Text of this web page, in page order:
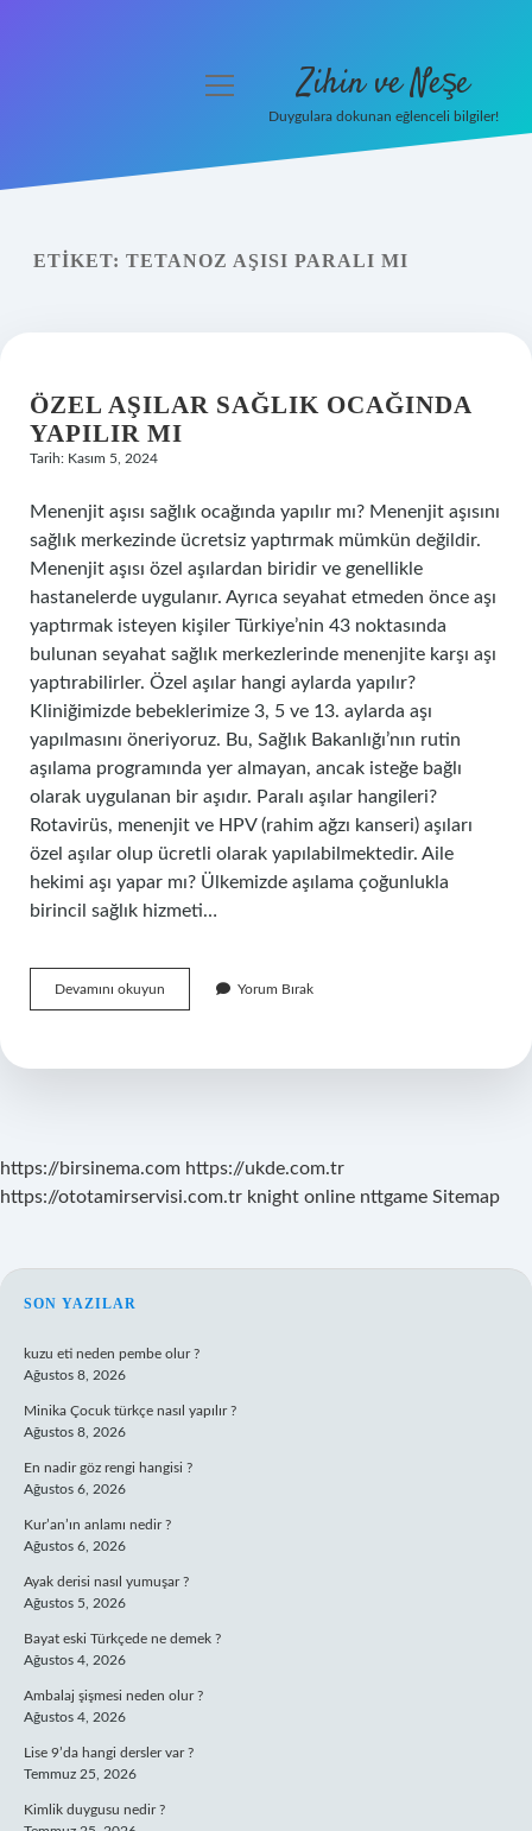
Yasal Uyarı
menüyü
Zihin ve Neşe
Duygulara dokunan eğlenceli bilgiler!
ETIKET: TETANOZ AŞISI PARALI MI
ÖZEL AŞILAR SAĞLIK OCAĞINDA
YAPILIR MI
Tarih: Kasım 5, 2024
Menenjit aşısı sağlık ocağında yapılır mı? Menenjit aşısını
sağlık merkezinde ücretsiz yaptırmak mümkün değildir.
Menenjit aşısı özel aşılardan biridir ve genellikle
hastanelerde uygulanır. Ayrıca seyahat etmeden önce aşı
yaptırmak isteyen kişiler Türkiye’nin 43 noktasında
bulunan seyahat sağlık merkezlerinde menenjite karşı aşı
yaptırabilirler. Özel aşılar hangi aylarda yapılır?
Kliniğimizde bebeklerimize 3, 5 ve 13. aylarda aşı
yapılmasını öneriyoruz. Bu, Sağlık Bakanlığı’nın rutin
aşılama programında yer almayan, ancak isteğe bağlı
olarak uygulanan bir aşıdır. Paralı aşılar hangileri?
Rotavirüs, menenjit ve HPV (rahim ağzı kanseri) aşıları
özel aşılar olup ücretli olarak yapılabilmektedir. Aile
hekimi aşı yapar mı? Ülkemizde aşılama çoğunlukla
birincil sağlık hizmeti…
Devamını okuyun
Aşılar
Yapılır
Yorum Bırak
https://birsinema.com https://ukde.com.tr
https://ototamirservisi.com.tr knight online nttgame Sitemap
SIDEBAR
SON YAZILAR
kuzu eti neden pembe olur ?
Ağustos 8, 2026
Minika Çocuk türkçe nasıl yapılır ?
Ağustos 8, 2026
En nadir göz rengi hangisi ?
Ağustos 6, 2026
Kur’an’ın anlamı nedir ?
Ağustos 6, 2026
Ayak derisi nasıl yumuşar ?
Ağustos 5, 2026
Bayat eski Türkçede ne demek ?
Ağustos 4, 2026
Ambalaj şişmesi neden olur ?
Ağustos 4, 2026
Lise 9’da hangi dersler var ?
Temmuz 25, 2026
Kimlik duygusu nedir ?